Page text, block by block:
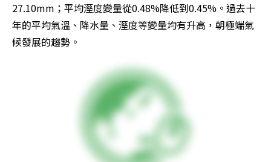
27.10mm；平均溼度變量從0.48%降低到0.45%。過去十
年的平均氣溫、降水量、溼度等變量均有升高，朝極端氣
候發展的趨勢。